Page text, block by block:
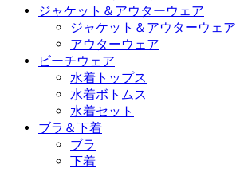
ジャケット＆アウターウェア
ジャケット＆アウターウェア
アウターウェア
ビーチウェア
水着トップス
水着ボトムス
水着セット
ブラ＆下着
ブラ
下着